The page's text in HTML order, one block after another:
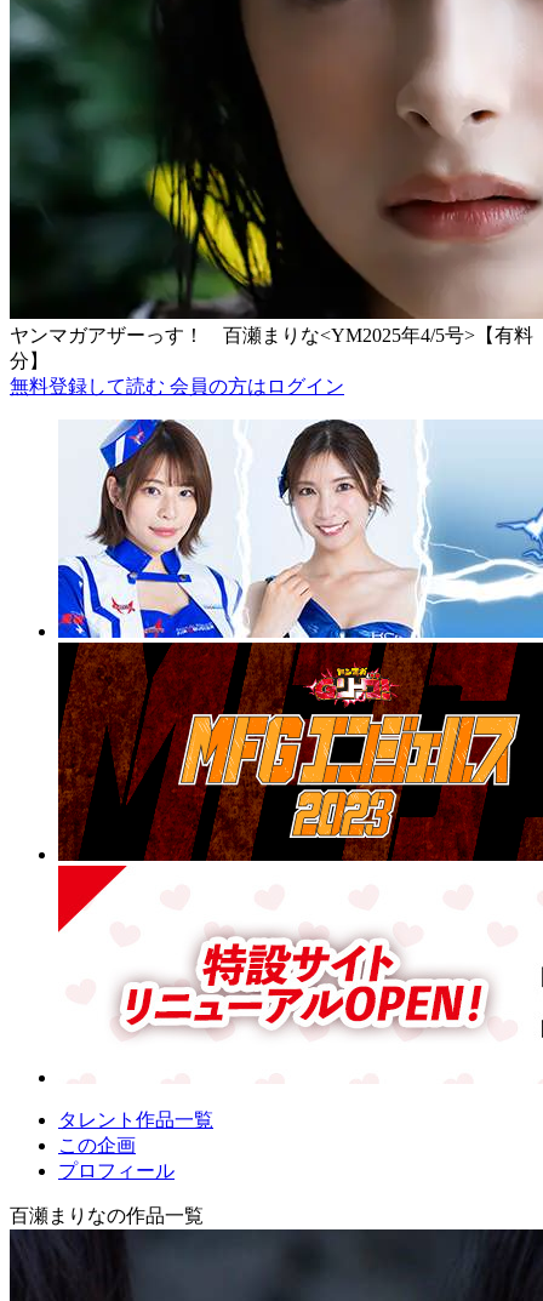
ヤンマガアザーっす！ 百瀬まりな<YM2025年4/5号>【有料
分】
無料登録して読む 会員の方はログイン
タレント作品一覧
この企画
プロフィール
百瀬まりなの作品一覧